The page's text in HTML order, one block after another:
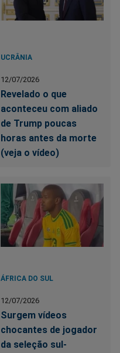
UCRÂNIA
12/07/2026
Revelado o que
aconteceu com aliado
de Trump poucas
horas antes da morte
(veja o vídeo)
ÁFRICA DO SUL
12/07/2026
Surgem vídeos
chocantes de jogador
da seleção sul-